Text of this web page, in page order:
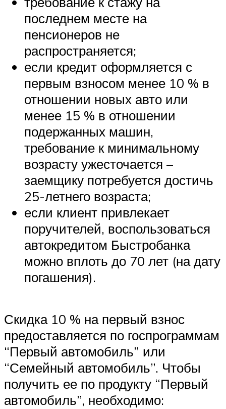
последнем месте на
пенсионеров не
распространяется;
если кредит оформляется с
первым взносом менее 10 % в
отношении новых авто или
менее 15 % в отношении
подержанных машин,
требование к минимальному
возрасту ужесточается –
заемщику потребуется достичь
25-летнего возраста;
если клиент привлекает
поручителей, воспользоваться
автокредитом Быстробанка
можно вплоть до 70 лет (на дату
погашения).
Скидка 10 % на первый взнос
предоставляется по госпрограммам
“Первый автомобиль” или
“Семейный автомобиль”. Чтобы
получить ее по продукту “Первый
автомобиль”, необходимо: